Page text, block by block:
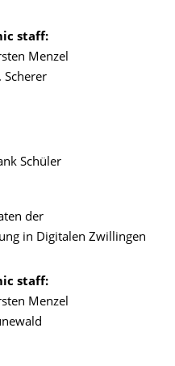
staff:
Menzel
Scherer
Schüler
der
in Digitalen Zwillingen
staff:
Menzel